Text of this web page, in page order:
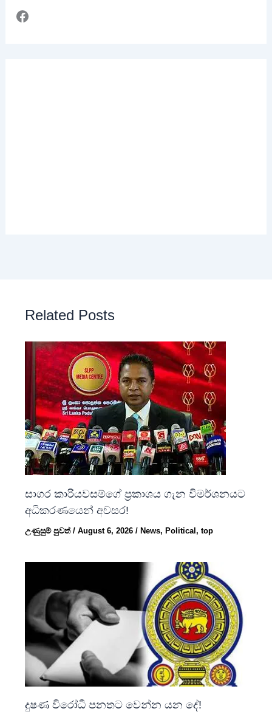
Related Posts
සාගර කාරියවසම්ගේ ප්‍රකාශය ගැන විමර්ශනයට
අධිකරණයෙන් අවසර!
උණුසුම් පුවත්/August 6, 2026/News,Political,top
දුෂණ විරෝධී පනතට වෙන්න යන දේ!